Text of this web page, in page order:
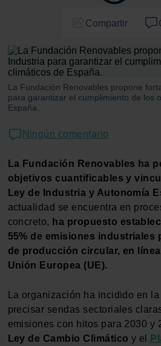
Compartir
La Fundación Renovables propone
para garantizar el cumplimiento de los
España.
Ningún comentario
La Fundación Renovables ha
objetivos cuantificables y
Ley de Industria y Autonomía
actualidad se encuentra en
concreto, ha propuesto
55% de emisiones industriales
de producción circular, en
Unión Europea (UE).
La organización ha incidido en
precisar sendas sectoriales
emisiones con hitos para 2030 y
Ley de Cambio Climático y el